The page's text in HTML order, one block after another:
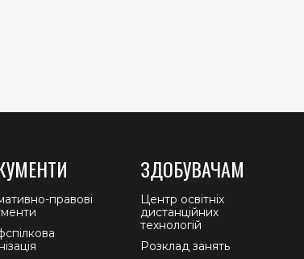
правові
ЗДОБУВАЧАМ
Центр освітніх
дистанційних
технологій
Розклад занять